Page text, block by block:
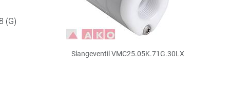
(G)
Slangeventil VMC25.05K.71G.30LX